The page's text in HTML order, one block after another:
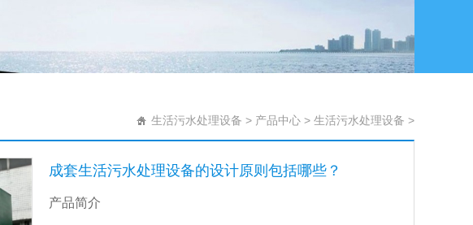
生活污水处理设备 > 产品中心 > 生活污水处理设备 >
成套生活污水处理设备的设计原则包括哪些？
产品简介